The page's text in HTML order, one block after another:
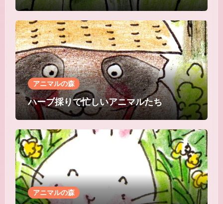
アニマルの森
ハーブ採りで忙しいアニマルたち
アニマルの森